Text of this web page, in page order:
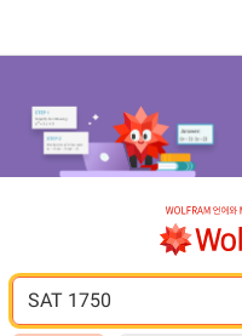
SAT 1750